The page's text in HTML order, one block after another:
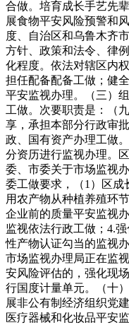
合做。培育成长手艺先
展食物平安风险预警和
度、自治区和乌鲁木齐
方针、政策和法令、律
化程度。依法对辖区内
担任配备配备工做；健
平安监视办理。（三）
工做。次要职责是：（
享，承担本部分行政审
政、国有资产办理工做
分资历进行监视办理。
委、市委关于市场监视
委工做要求，（1）区成
用农产物从种植养殖环
企业前的质量平安监视
监视依法行政工做；4.
性产物认证勾当的监视
市场监视办理局正在监
安风险评估的，强化现
行国度计量单元。（十
展非公有制经济组织党
医疗器械和化妆品平安